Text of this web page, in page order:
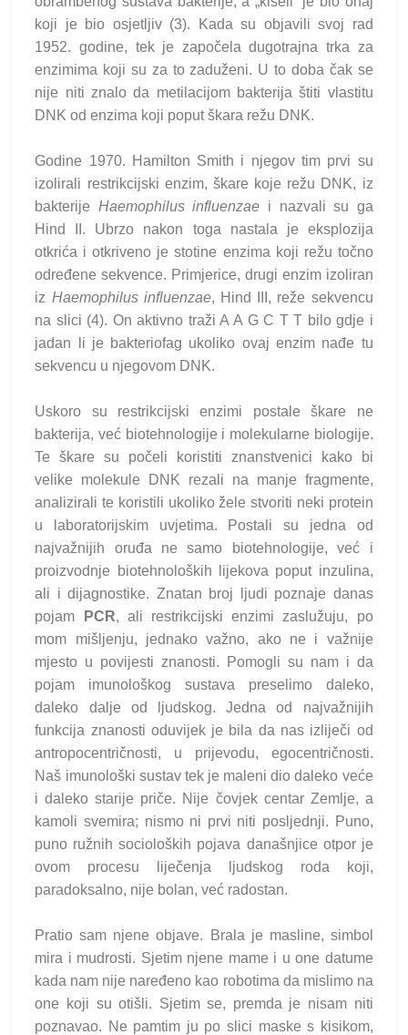
koji je bio osjetljiv (3). Kada su objavili svoj rad
1952. godine, tek je započela dugotrajna trka za
enzimima koji su za to zaduženi. U to doba čak se
nije niti znalo da metilacijom bakterija štiti vlastitu
DNK od enzima koji poput škara režu DNK.
Godine 1970. Hamilton Smith i njegov tim prvi su
izolirali restrikcijski enzim, škare koje režu DNK, iz
bakterije Haemophilus influenzae i nazvali su ga
Hind II. Ubrzo nakon toga nastala je eksplozija
otkrića i otkriveno je stotine enzima koji režu točno
određene sekvence. Primjerice, drugi enzim izoliran
iz Haemophilus influenzae, Hind III, reže sekvencu
na slici (4). On aktivno traži A A G C T T bilo gdje i
jadan li je bakteriofag ukoliko ovaj enzim nađe tu
sekvencu u njegovom DNK.
Uskoro su restrikcijski enzimi postale škare ne
bakterija, već biotehnologije i molekularne biologije.
Te škare su počeli koristiti znanstvenici kako bi
velike molekule DNK rezali na manje fragmente,
analizirali te koristili ukoliko žele stvoriti neki protein
u laboratorijskim uvjetima. Postali su jedna od
najvažnijih oruđa ne samo biotehnologije, već i
proizvodnje biotehnoloških lijekova poput inzulina,
ali i dijagnostike. Znatan broj ljudi poznaje danas
pojam
PCR, ali restrikcijski enzimi zaslužuju, po
mom mišljenju, jednako važno, ako ne i važnije
mjesto u povijesti znanosti. Pomogli su nam i da
pojam imunološkog sustava preselimo daleko,
daleko dalje od ljudskog. Jedna od najvažnijih
funkcija znanosti oduvijek je bila da nas izliječi od
antropocentričnosti, u prijevodu, egocentričnosti.
Naš imunološki sustav tek je maleni dio daleko veće
i daleko starije priče. Nije čovjek centar Zemlje, a
kamoli svemira; nismo ni prvi niti posljednji. Puno,
puno ružnih socioloških pojava današnjice otpor je
ovom procesu liječenja ljudskog roda koji,
paradoksalno, nije bolan, već radostan.
Pratio sam njene objave. Brala je masline, simbol
mira i mudrosti. Sjetim njene mame i u one datume
kada nam nije naređeno kao robotima da mislimo na
one koji su otišli. Sjetim se, premda je nisam niti
poznavao. Ne pamtim ju po slici maske s kisikom,